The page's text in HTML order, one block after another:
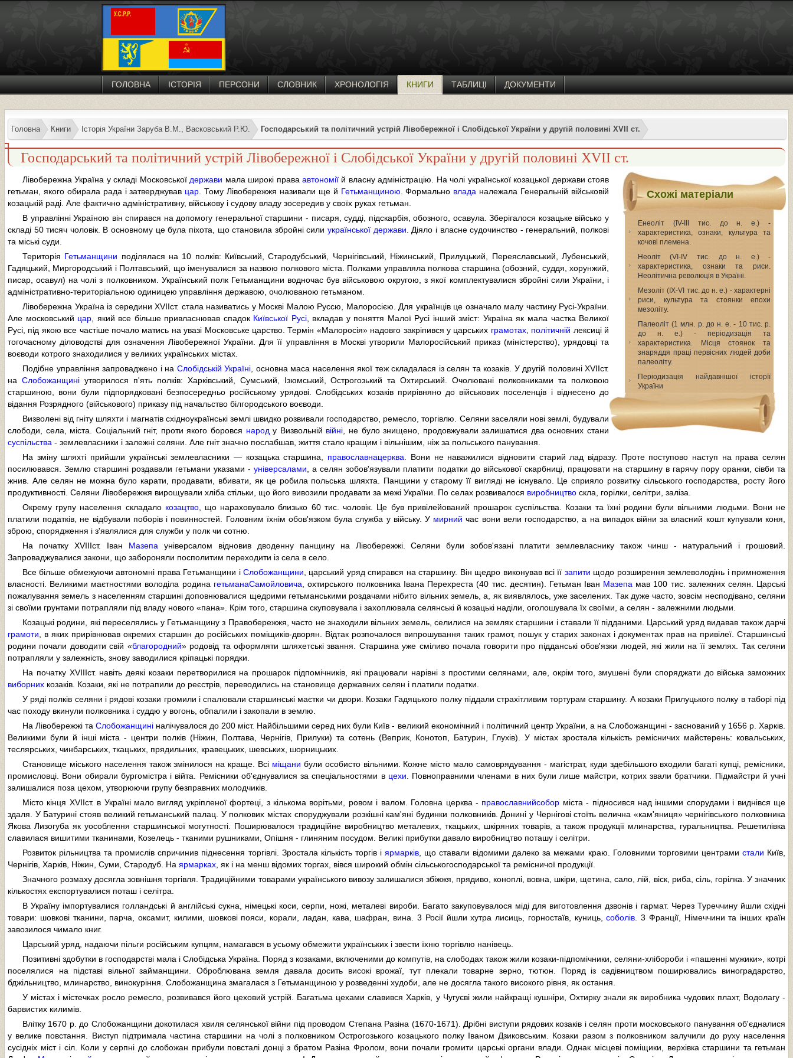
ГОЛОВНА ІСТОРІЯ ПЕРСОНИ СЛОВНИК ХРОНОЛОГІЯ КНИГИ ТАБЛИЦІ ДОКУМЕНТИ
Головна Книги Історія України Заруба В.М., Васковський Р.Ю. Господарський та політичний устрій Лівобережної і Слобідської України у другій половині XVII ст.
Господарський та політичний устрій Лівобережної і Слобідської України у другій половині XVII ст.
Схожі матеріали
Енеоліт (IV-ІІІ тис. до н. е.) -
характеристика, ознаки, культура та
кочові племена.
Неоліт (VІ-ІV тис. до н. е.) -
характеристика, ознаки та риси.
Неолітична революція в Україні.
Мезоліт (ІХ-VІ тис. до н. е.) - характерні
риси, культура та стоянки епохи
мезоліту.
Палеоліт (1 млн. р. до н. е. - 10 тис. р.
до н. е.) - періодизація та
характеристика. Місця стоянок та
знаряддя праці первісних людей доби
палеоліту.
Періодизація найдавнішої історїї
України
Лівобережна Україна у складі Московської держави мала широкі праваавтономії й власну адміністрацію. На чолі української козацької держави стояв
гетьман, якого обирала рада і затверджував цар . Тому Лівобережжя називали ще й Гетьманщиною . Формально влада належала Генеральній військовій
козацькій раді. Але фактично адміністративну, військову і судову владу зосередив у своїх руках гетьман.
В управлінні Україною він спирався на допомогу генеральної старшини - писаря, судді, підскарбія, обозного, осавула. Зберігалося козацьке військо у
складі 50 тисяч чоловік. В основному це була піхота, що становила збройні силиукраїнської держави . Діяло і власне судочинство - генеральний, полкові
та міські суди.
Територія Гетьманщини поділялася на 10 полків: Київський, Стародубський, Чернігівський, Ніжинський, Прилуцький, Переяславський, Лубенський,
Гадяцький, Миргородський і Полтавський, що іменувалися за назвою полкового міста. Полками управляла полкова старшина (обозний, суддя, хорунжий,
писар, осавул) на чолі з полковником. Український полк Гетьманщини водночас був військовою округою, з якої комплектувалися збройні сили України, і
адміністративно-територіальною одиницею управління державою, очолюваною гетьманом.
Лівобережна Україна із середини XVIIст. стала називатись у Москві Малою Руссю, Малоросією. Для українців це означало малу частину Русі-України.
Але московський цар , який все більше привласнював спадок Київської Русі, вкладав у поняття Малої Русі інший зміст: Україна як мала частка Великої
Русі, під якою все частіше почало матись на увазі Московське царство. Термін «Малоросія» надовго закріпився у царських грамотах, політичній лексиці й
тогочасному діловодстві для означення Лівобережної України. Для її управління в Москві утворили Малоросійський приказ (міністерство), урядовці та
воєводи котрого знаходилися у великих українських містах.
Подібне управління запроваджено і на Слобідській Україні , основна маса населення якої теж складалася із селян та козаків. У другій половині XVIIст.
на Слобожанщиніутворилося п'ять полків: Харківський, Сумський, Ізюмський, Острогозький та Охтирський. Очолювані полковниками та полковою
старшиною, вони були підпорядковані безпосередньо російському урядові. Слобідських козаків прирівняно до військових поселенців і віднесено до
відання Розрядного (військового) приказу під начальство білгородського воєводи.
Визволені від гніту шляхти і магнатів східноукраїнські землі швидко розвивали господарство, ремесло, торгівлю. Селяни заселяли нові землі, будували
слободи, села, міста. Соціальний гніт, проти якого боровся народ у Визвольній війні , не було знищено, продовжували залишатися два основних стани
суспільства - землевласники і залежні селяни. Але гніт значно послабшав, життя стало кращим і вільнішим, ніж за польського панування.
На зміну шляхті прийшли українські землевласники — козацька старшина, православнацерква . Вони не наважилися відновити старий лад відразу. Проте поступово наступ на права селян
посилювався. Землю старшині роздавали гетьмани указами -універсалами , а селян зобов'язували платити податки до військової скарбниці, працювати на старшину в гарячу пору оранки, сівби та
жнив. Але селян не можна було карати, продавати, вбивати, як це робила польська шляхта. Панщини у старому її вигляді не існувало. Це сприяло розвитку сільського господарства, росту його
продуктивності. Селяни Лівобережжя вирощували хліба стільки, що його вивозили продавати за межі України. По селах розвивалося виробництво скла, горілки, селітри, заліза.
Окрему групу населення складало козацтво, що нараховувало близько 60 тис. чоловік. Це був привілейований прошарок суспільства. Козаки та їхні родини були вільними людьми. Вони не
платили податків, не відбували поборів і повинностей. Головним їхнім обов'язком була служба у війську. У мирний час вони вели господарство, а на випадок війни за власний кошт купували коня,
зброю, спорядження і з'являлися для служби у полк чи сотню.
На початку XVIIIст. Іван Мазепа універсалом відновив дводенну панщину на Лівобережжі. Селяни були зобов'язані платити землевласнику також чинш - натуральний і грошовий.
Запроваджувалися закони, що забороняли посполитим переходити із села в село.
Все більше обмежуючи автономні права Гетьманщини іСлобожанщини , царський уряд спирався на старшину. Він щедро виконував всі її запити щодо розширення землеволодінь і примноження
власності. Великими маєтностями володіла родина гетьманаСамойловича , охтирського полковника Івана Перехреста (40 тис. десятин). Гетьман Іван Мазепа мав 100 тис. залежних селян. Царські
пожалування земель з населенням старшині доповнювалися щедрими гетьманськими роздачами нібито вільних земель, а, як виявлялось, уже заселених. Так дуже часто, зовсім несподівано, селяни
зі своїми грунтами потрапляли під владу нового «пана». Крім того, старшина скуповувала і захоплювала селянські й козацькі наділи, оголошувала їх своїми, а селян - залежними людьми.
Козацькі родини, які переселялись у Гетьманщину з Правобережжя, часто не знаходили вільних земель, селилися на землях старшини і ставали її підданими. Царський уряд видавав також дарчі
грамоти , в яких прирівнював окремих старшин до російських поміщиків-дворян. Відтак розпочалося випрошування таких грамот, пошук у старих законах і документах прав на привілеї. Старшинські
родини почали доводити свій «благородний» родовід та оформляти шляхетські звання. Старшина уже сміливо почала говорити про підданські обов'язки людей, які жили на її землях. Так селяни
потрапляли у залежність, знову заводилися кріпацькі порядки.
На початку XVIIIст. навіть деякі козаки перетворилися на прошарок підпомічників, які працювали нарівні з простими селянами, але, окрім того, змушені були споряджати до війська заможних
виборних козаків. Козаки, які не потрапили до реєстрів, переводились на становище державних селян і платили податки.
У ряді полків селяни і рядові козаки громили і спалювали старшинські маєтки чи двори. Козаки Гадяцького полку піддали страхітливим тортурам старшину. А козаки Прилуцького полку в таборі під
час походу вкинули полковника і суддю у вогонь, обпалили і закопали в землю.
На Лівобережжі таСлобожанщині налічувалося до 200 міст. Найбільшими серед них були Київ - великий економічний і політичний центр України, а на Слобожанщині - заснований у 1656 р. Харків.
Великими були й інші міста - центри полків (Ніжин, Полтава, Чернігів, Прилуки) та сотень (Веприк, Конотоп, Батурин, Глухів). У містах зростала кількість ремісничих майстерень: ковальських,
теслярських, чинбарських, ткацьких, прядильних, кравецьких, шевських, шорницьких.
Становище міського населення також змінилося на краще. Всі міщани були особисто вільними. Кожне місто мало самоврядування - магістрат, куди здебільшого входили багаті купці, ремісники,
промисловці. Вони обирали бургомістра і війта. Ремісники об'єднувалися за спеціальностями в цехи . Повноправними членами в них були лише майстри, котрих звали братчики. Підмайстри й учні
залишалися поза цехом, утворюючи групу безправних молодчиків.
Місто кінця XVIIст. в Україні мало вигляд укріпленої фортеці, з кількома ворітьми, ровом і валом. Головна церква - православнийсобор міста - підносився над іншими спорудами і виднівся ще
здаля. У Батурині стояв великий гетьманський палац. У полкових містах споруджували розкішні кам'яні будинки полковників. Донині у Чернігові стоїть велична «кам'яниця» чернігівського полковника
Якова Лизогуба як уособлення старшинської могутності. Поширювалося традиційне виробництво металевих, ткацьких, шкіряних товарів, а також продукції млинарства, гуральництва. Решетилівка
славилася вишитими тканинами, Козелець - тканими рушниками, Опішня - глиняним посудом. Великі прибутки давало виробництво поташу і селітри.
Розвиток рільництва та промислів спричинив піднесення торгівлі. Зростала кількість торгів і ярмарків, що ставали відомими далеко за межами краю. Головними торговими центрами стали Київ,
Чернігів, Харків, Ніжин, Суми, Стародуб. На ярмарках , як і на менш відомих торгах, вівся широкий обмін сільськогосподарської та ремісничої продукції.
Значного розмаху досягла зовнішня торгівля. Традиційними товарами українського вивозу залишалися збіжжя, прядиво, коноплі, вовна, шкіри, щетина, сало, лій, віск, риба, сіль, горілка. У значних
кількостях експортувалися поташ і селітра.
В Україну імпортувалися голландські й англійські сукна, німецькі коси, серпи, ножі, металеві вироби. Багато закуповувалося міді для виготовлення дзвонів і гармат. Через Туреччину йшли східні
товари: шовкові тканини, парча, оксамит, килими, шовкові пояси, корали, ладан, кава, шафран, вина. 3 Росії йшли хутра лисиць, горностаїв, куниць,соболів . 3 Франції, Німеччини та інших країн
завозилося чимало книг.
Царський уряд, надаючи пільги російським купцям, намагався в усьому обмежити українських і звести їхню торгівлю нанівець.
Позитивні здобутки в господарстві мала і Слобідська Україна. Поряд з козаками, включеними до компутів, на слободах також жили козаки-підпомічники, селяни-хлібороби і «пашенні мужики», котрі
поселялися на підставі вільної займанщини. Оброблювана земля давала досить високі врожаї, тут плекали товарне зерно, тютюн. Поряд із садівництвом поширювались виноградарство,
бджільництво, млинарство, винокуріння. Слобожанщина змагалася з Гетьманщиною у розведенні худоби, але не досягла такого високого рівня, як остання.
У містах і містечках росло ремесло, розвивався його цеховий устрій. Багатьма цехами славився Харків, у Чугуєві жили найкращі кушніри, Охтирку знали як виробника чудових плахт, Водолагу -
барвистих килимів.
Влітку 1670 р. до Слобожанщини докотилася хвиля селянської війни під проводом Степана Разіна (1670-1671). Дрібні виступи рядових козаків і селян проти московського панування об'єдналися
у велике повстання. Виступ підтримала частина старшини на чолі з полковником Острогозького козацького полку Іваном Дзиковським. Козаки разом з полковником залучили до руху населення
сусідніх міст і сіл. Коли у серпні до слобожан прибули повсталі донці з братом Разіна Фролом, вони почали громити царські органи влади. Однак місцеві поміщики, верхівка старшини та гетьман